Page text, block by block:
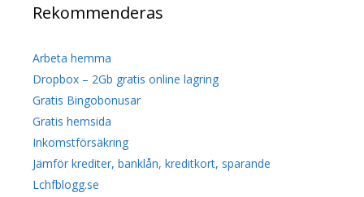
Rekommenderas
Arbeta hemma
Dropbox – 2Gb gratis online lagring
Gratis Bingobonusar
Gratis hemsida
Inkomstförsäkring
Jämför krediter, banklån, kreditkort, sparande
Lchfblogg.se